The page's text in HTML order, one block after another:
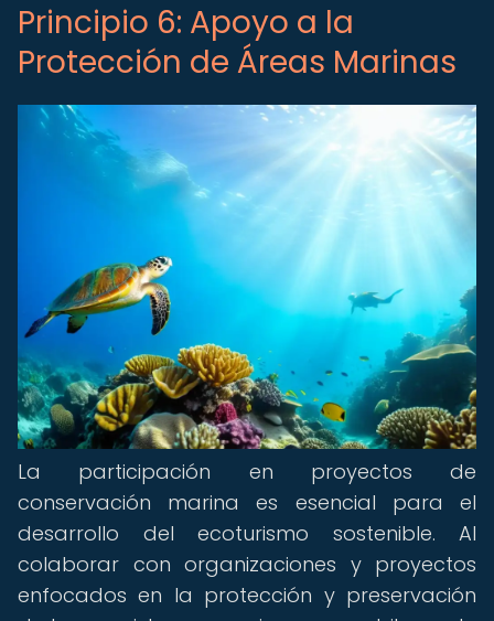
Principio 6: Apoyo a la
Protección de Áreas Marinas
La participación en proyectos de
conservación marina es esencial para el
desarrollo del ecoturismo sostenible. Al
colaborar con organizaciones y proyectos
enfocados en la protección y preservación